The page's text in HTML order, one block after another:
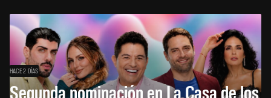
HACE 2 DÍAS
Segunda nominación en La Casa de los